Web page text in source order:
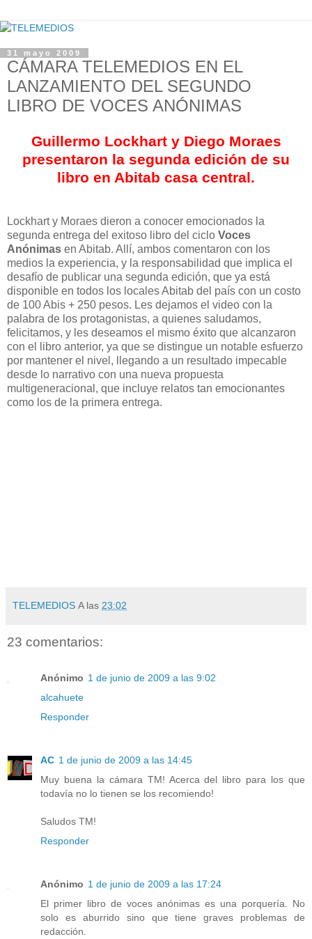
31 mayo 2009
CÁMARA TELEMEDIOS EN EL
LANZAMIENTO DEL SEGUNDO
LIBRO DE VOCES ANÓNIMAS
Guillermo Lockhart y Diego Moraes
presentaron la segunda edición de su
libro en Abitab casa central.
Lockhart y Moraes dieron a conocer emocionados la
segunda entrega del exitoso libro del ciclo Voces
Anónimas en Abitab. Allí, ambos comentaron con los
medios la experiencia, y la responsabilidad que implica el
desafío de publicar una segunda edición, que ya está
disponible en todos los locales Abitab del país con un costo
de 100 Abis + 250 pesos. Les dejamos el video con la
palabra de los protagonistas, a quienes saludamos,
felicitamos, y les deseamos el mismo éxito que alcanzaron
con el libro anterior, ya que se distingue un notable esfuerzo
por mantener el nivel, llegando a un resultado impecable
desde lo narrativo con una nueva propuesta
multigeneracional, que incluye relatos tan emocionantes
como los de la primera entrega.
TELEMEDIOS A las 23:02
23 comentarios:
Anónimo 1 de junio de 2009 a las 9:02
alcahuete
Responder
AC 1 de junio de 2009 a las 14:45
Muy buena la cámara TM! Acerca del libro para los que
todavía no lo tienen se los recomiendo!
Saludos TM!
Responder
Anónimo 1 de junio de 2009 a las 17:24
El primer libro de voces anónimas es una porquería. No
solo es aburrido sino que tiene graves problemas de
redacción.